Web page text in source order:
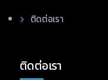
ติดต่อเรา
ติดต่อเรา